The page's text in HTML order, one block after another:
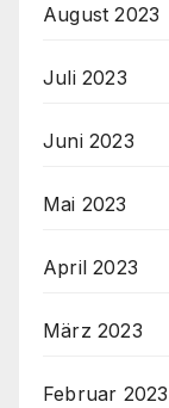
August 2023
Juli 2023
Juni 2023
Mai 2023
April 2023
März 2023
Februar 2023